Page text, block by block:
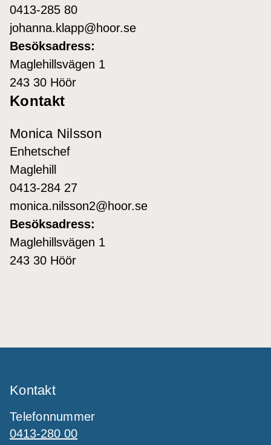
0413-285 80
johanna.klapp@hoor.se
Besöksadress:
Maglehillsvägen 1
243 30 Höör
Kontakt
Monica Nilsson
Enhetschef
Maglehill
0413-284 27
monica.nilsson2@hoor.se
Besöksadress:
Maglehillsvägen 1
243 30 Höör
Kontakt
Telefonnummer
0413-280 00